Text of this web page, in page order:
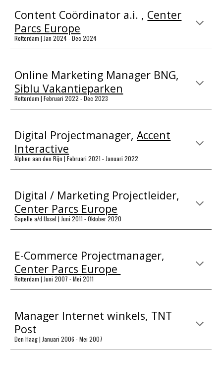
Content Coördinator a.i. , Center
Parcs Europe
Rotterdam | Jan 2024 - Dec 2024
Online Marketing Manager BNG,
Siblu Vakantieparken
Rotterdam | Februari 2022 -Dec 2023
Digital Projectmanager,Accent
Interactive
Alphen aan den Rijn | Februari 2021 - Januari 2022
Digital / Marketing Projectleider,
Center Parcs Europe
Capelle a/d IJssel | Juni 2011 - Oktober 2020
E-Commerce Projectmanager,
Center Parcs Europe
Rotterdam | Juni 2007 - Mei 2011
Manager Internet winkels, TNT
Post
Den Haag | Januari 2006 - Mei 2007